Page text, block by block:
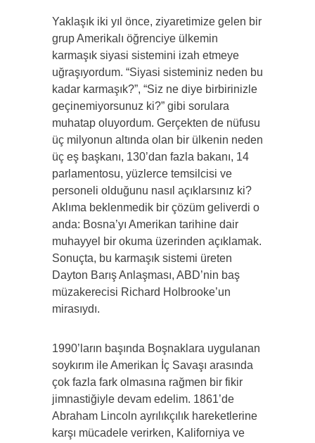
Yaklaşık iki yıl önce, ziyaretimize gelen bir
grup Amerikalı öğrenciye ülkemin
karmaşık siyasi sistemini izah etmeye
uğraşıyordum. “Siyasi sisteminiz neden bu
kadar karmaşık?”, “Siz ne diye birbirinizle
geçinemiyorsunuz ki?” gibi sorulara
muhatap oluyordum. Gerçekten de nüfusu
üç milyonun altında olan bir ülkenin neden
üç eş başkanı, 130’dan fazla bakanı, 14
parlamentosu, yüzlerce temsilcisi ve
personeli olduğunu nasıl açıklarsınız ki?
Aklıma beklenmedik bir çözüm geliverdi o
anda: Bosna’yı Amerikan tarihine dair
muhayyel bir okuma üzerinden açıklamak.
Sonuçta, bu karmaşık sistemi üreten
Dayton Barış Anlaşması, ABD’nin baş
müzakerecisi Richard Holbrooke’un
mirasıydı.
1990’ların başında Boşnaklara uygulanan
soykırım ile Amerikan İç Savaşı arasında
çok fazla fark olmasına rağmen bir fikir
jimnastiğiyle devam edelim. 1861’de
Abraham Lincoln ayrılıkçılık hareketlerine
karşı mücadele verirken, Kaliforniya ve